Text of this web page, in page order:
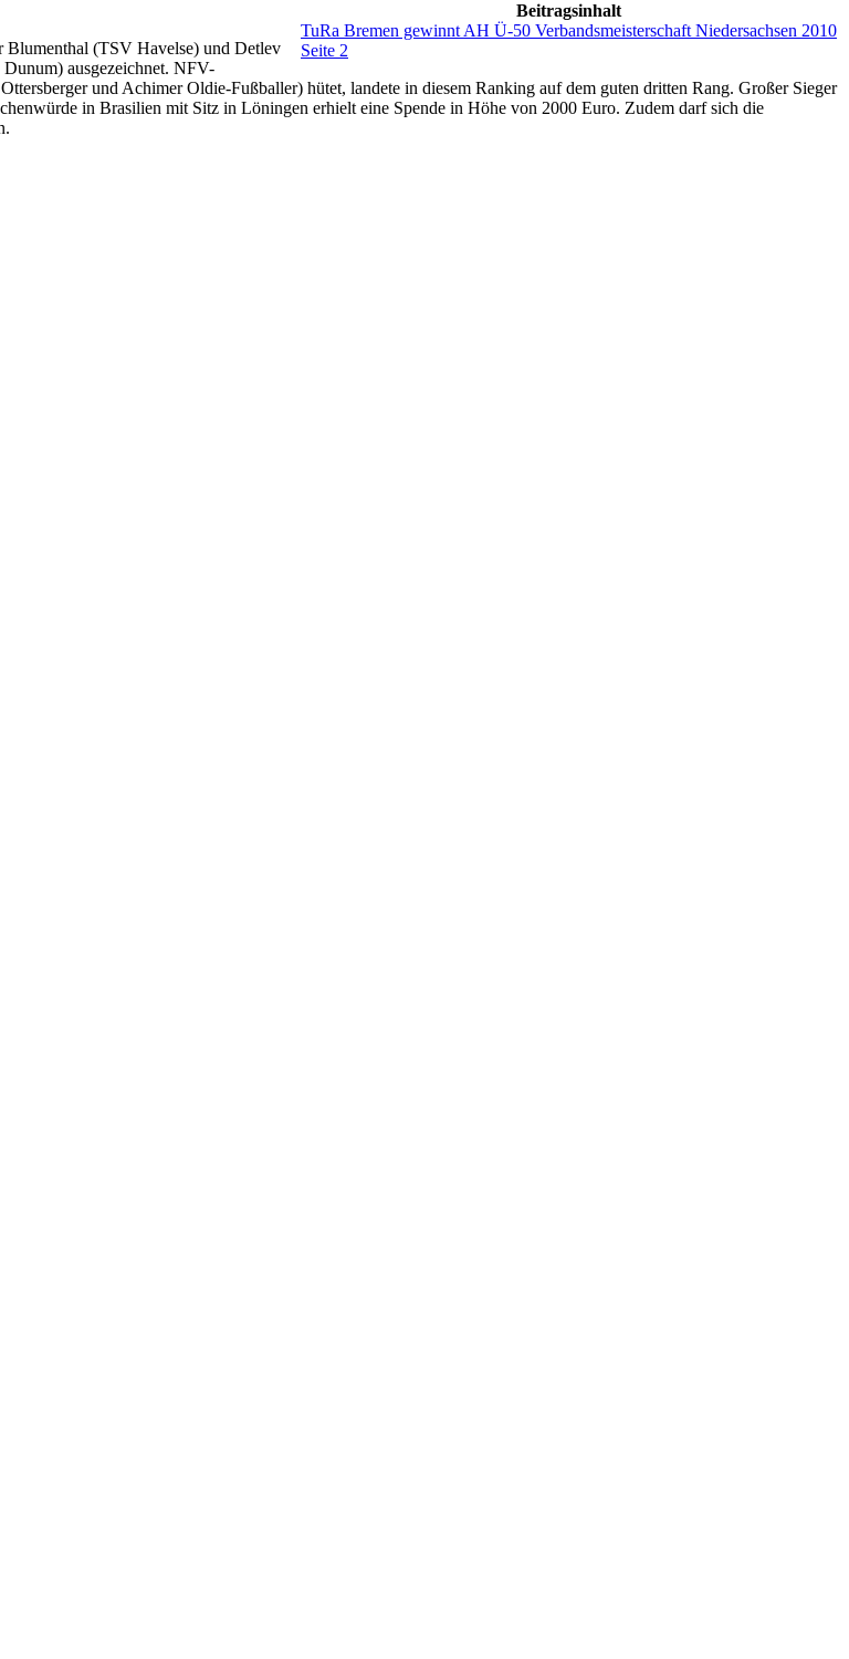
Beitragsinhalt
TuRa Bremen gewinnt AH Ü-50 Verbandsmeisterschaft Niedersachsen 2010
Seite 2
Blumenthal (TSV Havelse) und Detlev
ausgezeichnet. NFV-
und Achimer Oldie-Fußballer) hütet, landete in diesem Ranking auf dem guten dritten Rang. Großer Sieger
in Brasilien mit Sitz in Löningen erhielt eine Spende in Höhe von 2000 Euro. Zudem darf sich die